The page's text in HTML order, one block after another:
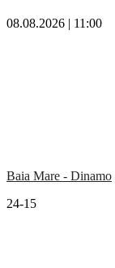
08.08.2026 | 11:00
Baia Mare - Dinamo
24-15